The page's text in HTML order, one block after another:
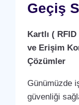
Geçiş
Kartlı (
ve Erişim
Çözümler
Günümüzde
güvenliği